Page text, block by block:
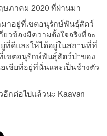
ษภาคม 2020 ที่ผ่านมา
าอยู่ที่เขตอนุรักษ์พันธุ์สัตว์
วข้องมีความตั้งใจจริงที่จะ
ที่ดีและให้ได้อยู่ในสถานที่ที่
เขตอนุรักษ์พันธุ์สัตว์ป่าของ
เชียที่อยู่ที่นั่นและเป็นช้างตัว
อีกต่อไปแล้วนะ Kaavan